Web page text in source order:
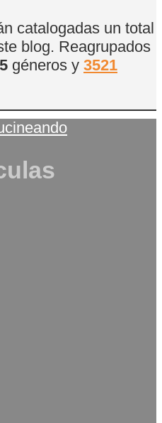
catalogadas un total
blog. Reagrupados
géneros y 3521